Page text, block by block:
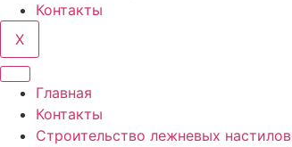
Контакты
X
Главная
Контакты
Строительство лежневых настилов